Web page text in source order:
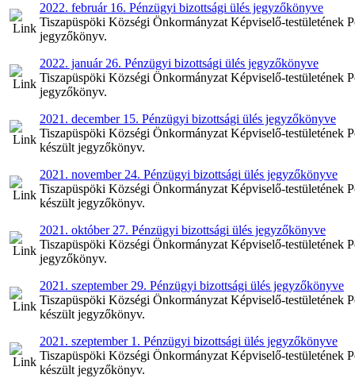
2022. február 16. Pénzügyi bizottsági ülés jegyzőkönyve
Tiszapüspöki Községi Önkormányzat Képviselő-testületének
jegyzőkönyv.
2022. január 26. Pénzügyi bizottsági ülés jegyzőkönyve
Tiszapüspöki Községi Önkormányzat Képviselő-testületének
jegyzőkönyv.
2021. december 15. Pénzügyi bizottsági ülés jegyzőkönyve
Tiszapüspöki Községi Önkormányzat Képviselő-testületének
készült jegyzőkönyv.
2021. november 24. Pénzügyi bizottsági ülés jegyzőkönyve
Tiszapüspöki Községi Önkormányzat Képviselő-testületének
készült jegyzőkönyv.
2021. október 27. Pénzügyi bizottsági ülés jegyzőkönyve
Tiszapüspöki Községi Önkormányzat Képviselő-testületének
jegyzőkönyv.
2021. szeptember 29. Pénzügyi bizottsági ülés jegyzőkönyve
Tiszapüspöki Községi Önkormányzat Képviselő-testületének
készült jegyzőkönyv.
2021. szeptember 1. Pénzügyi bizottsági ülés jegyzőkönyve
Tiszapüspöki Községi Önkormányzat Képviselő-testületének
készült jegyzőkönyv.